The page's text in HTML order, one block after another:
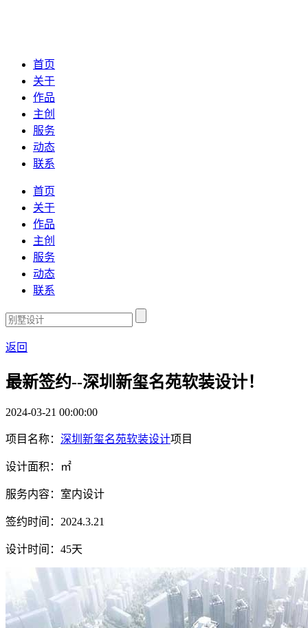
首页
关于
作品
主创
服务
动态
联系
首页
关于
作品
主创
服务
动态
联系
返回
最新签约--深圳新玺名苑软装设计！
2024-03-21 00:00:00
项目名称： 深圳新玺名苑软装设计项目
设计面积：㎡
服务内容：室内设计
签约时间：2024.3.21
设计时间：45天